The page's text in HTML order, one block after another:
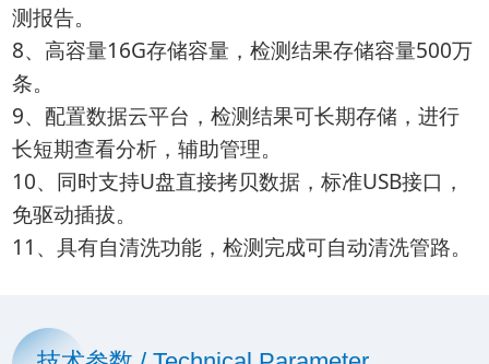
测报告。
8、高容量16G存储容量，检测结果存储容量500万
条。
9、配置数据云平台，检测结果可长期存储，进行
长短期查看分析，辅助管理。
10、同时支持U盘直接拷贝数据，标准USB接口，
免驱动插拔。
11、具有自清洗功能，检测完成可自动清洗管路。